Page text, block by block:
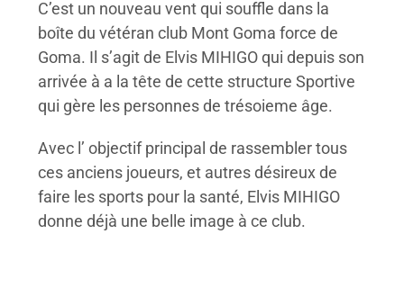
C’est un nouveau vent qui souffle dans la
boîte du vétéran club Mont Goma force de
Goma. Il s’agit de Elvis MIHIGO qui depuis son
arrivée à a la tête de cette structure Sportive
qui gère les personnes de trésoieme âge.
Avec l’ objectif principal de rassembler tous
ces anciens joueurs, et autres désireux de
faire les sports pour la santé, Elvis MIHIGO
donne déjà une belle image à ce club.